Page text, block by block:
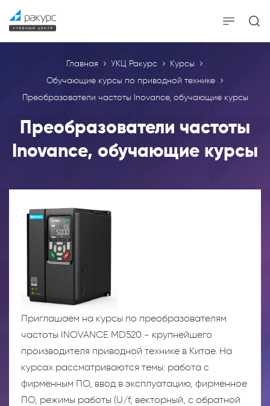
Главная УКЦ Ракурс
Курсы
Обучающие курсы по приводной технике
Преобразователи частоты Inovance, обучающие курсы
Преобразователи частоты
Inovance, обучающие курсы
Приглашаем на курсы по преобразователям
частоты INOVANCE MD520 - крупнейшего
производителя приводной технике в Китае. На
курсах рассматриваются темы: работа с
фирменным ПО, ввод в эксплуатацию, фирменное
ПО, режимы работы (U/f, векторный, с обратной